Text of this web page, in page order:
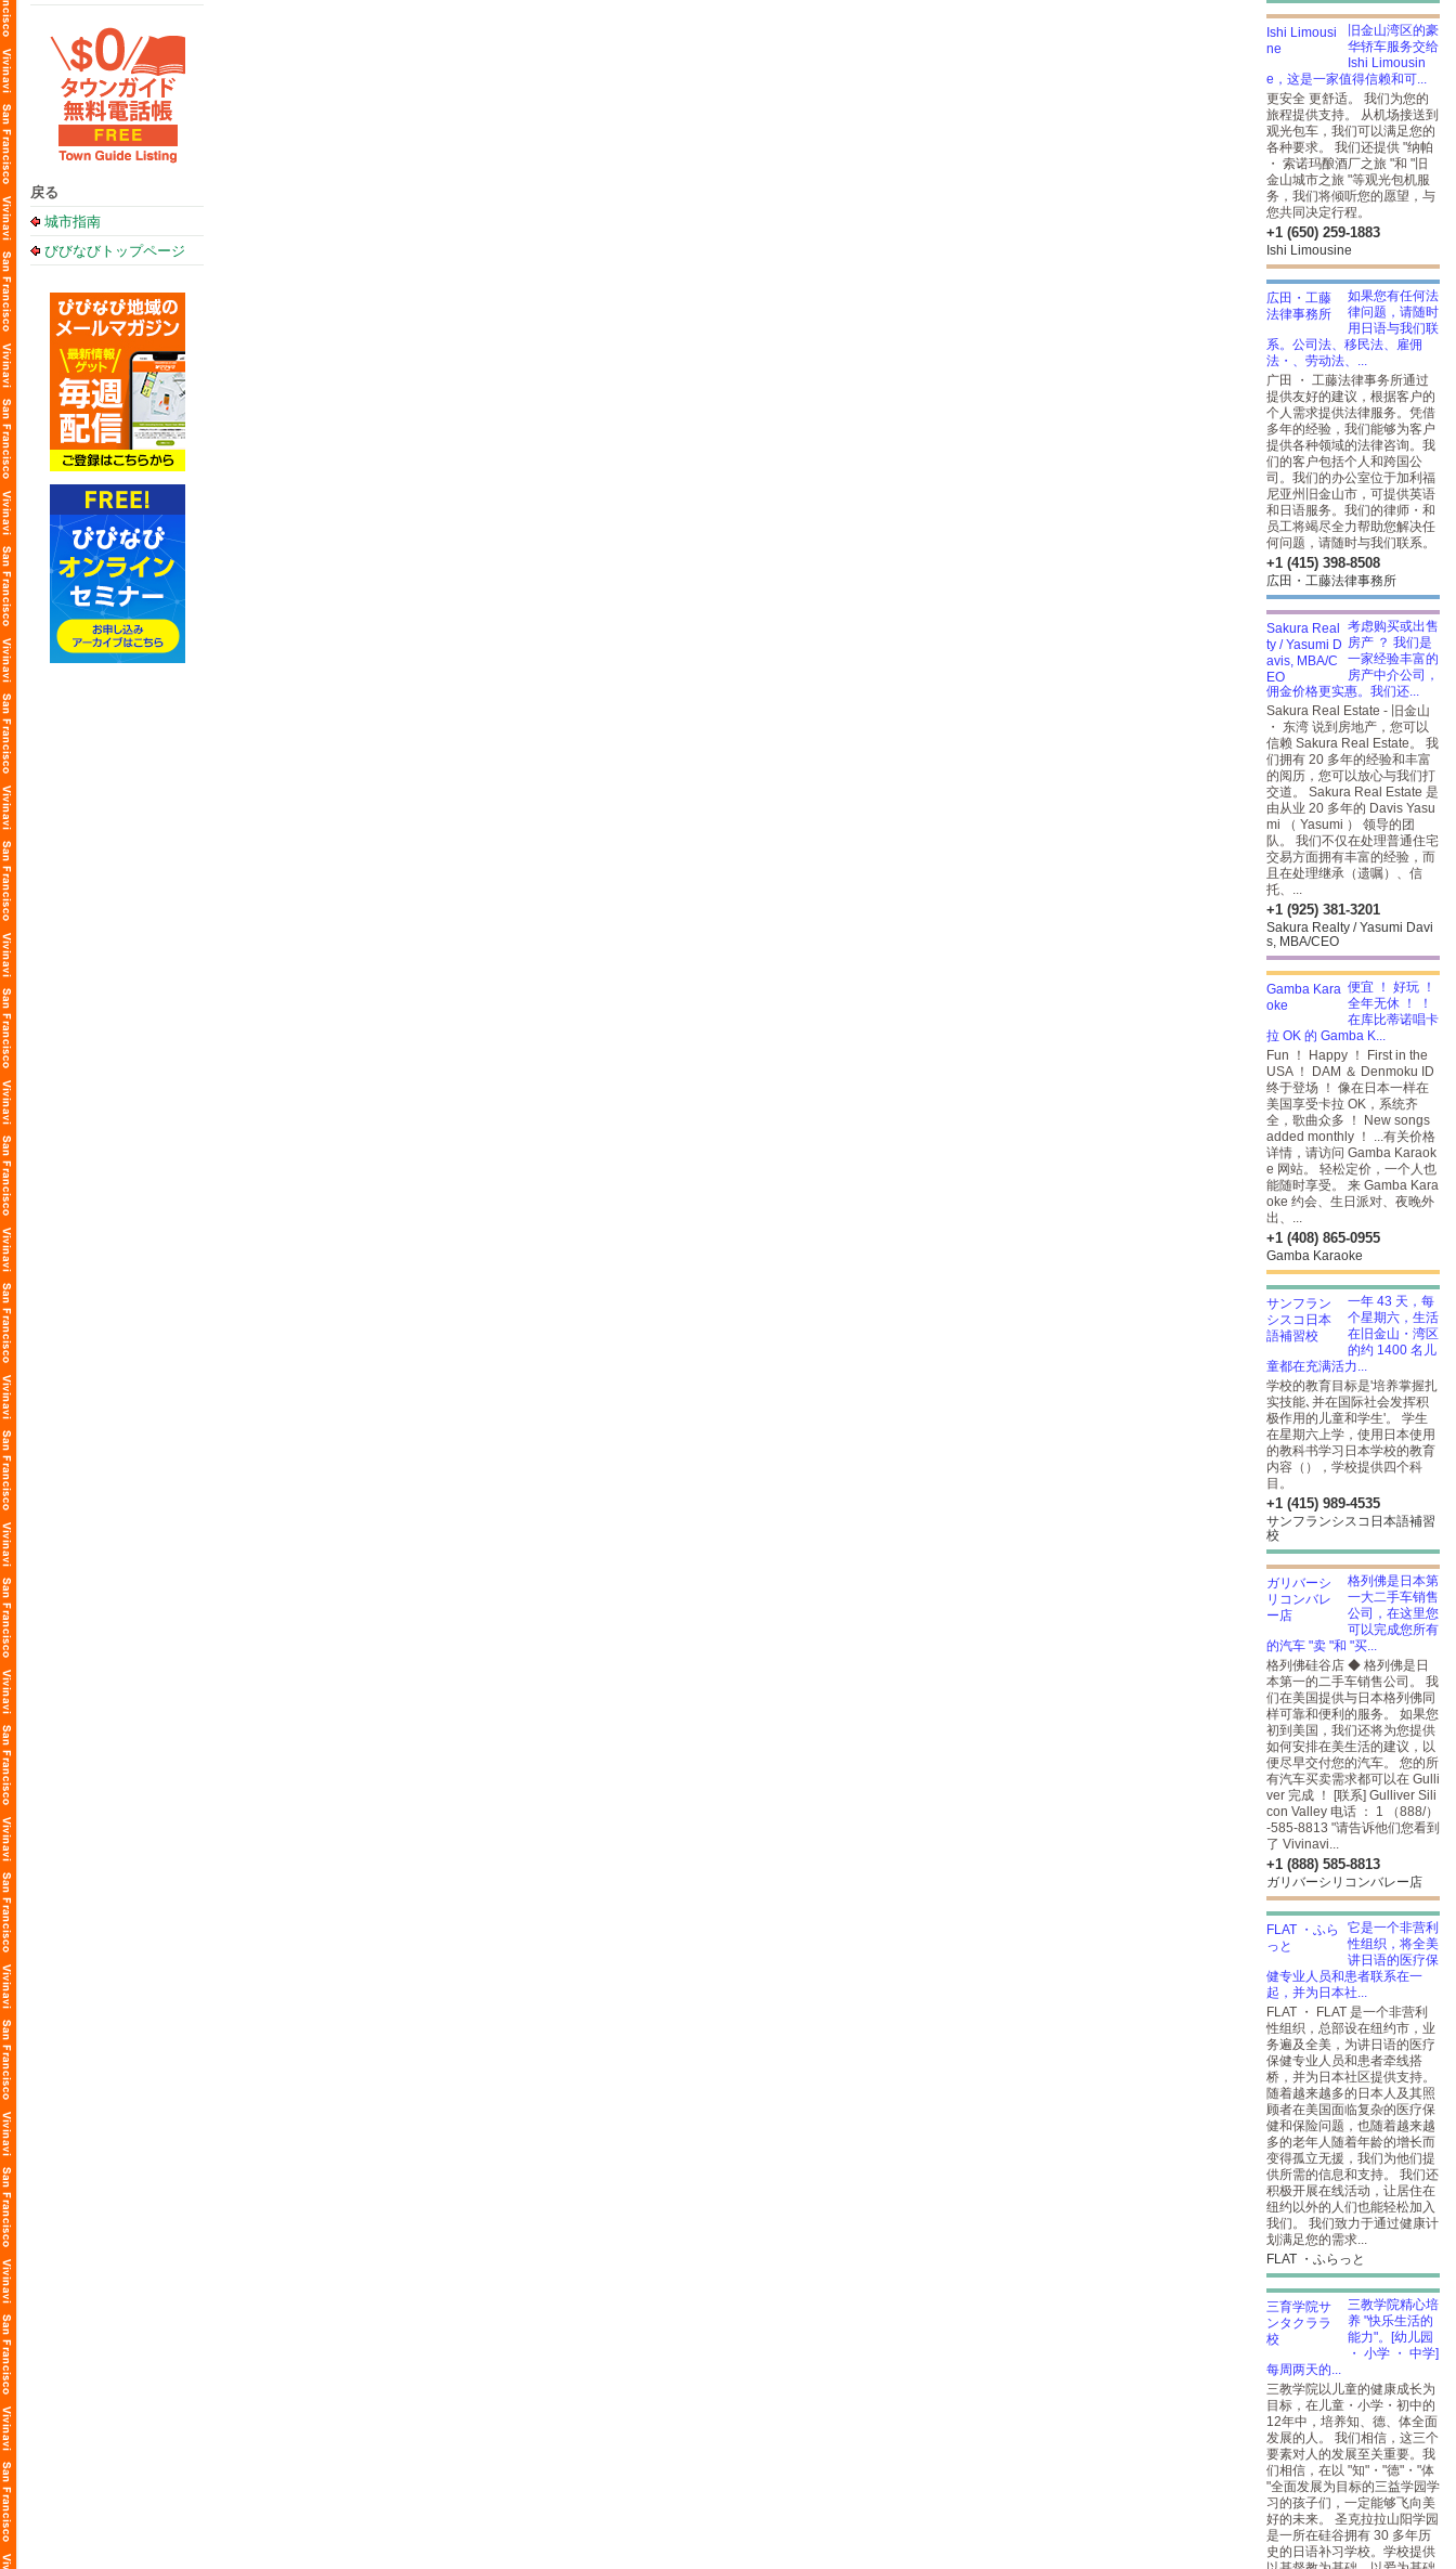
戻る
城市指南
びびなびトップページ
旧金山湾区的豪
华轿车服务交给
Ishi Limousin
e，这是一家值得信赖和可...
更安全 更舒适。 我们为您的
旅程提供支持。 从机场接送到
观光包车，我们可以满足您的
各种要求。 我们还提供 "纳帕
・ 索诺玛酿酒厂之旅 "和 "旧
金山城市之旅 "等观光包机服
务，我们将倾听您的愿望，与
您共同决定行程。
+1 (650) 259-1883
Ishi Limousine
如果您有任何法
律问题，请随时
用日语与我们联
系。公司法、移民法、雇佣
法・、劳动法、...
广田 ・ 工藤法律事务所通过
提供友好的建议，根据客户的
个人需求提供法律服务。凭借
多年的经验，我们能够为客户
提供各种领域的法律咨询。我
们的客户包括个人和跨国公
司。我们的办公室位于加利福
尼亚州旧金山市，可提供英语
和日语服务。我们的律师・和
员工将竭尽全力帮助您解决任
何问题，请随时与我们联系。
+1 (415) 398-8508
広田・工藤法律事務所
考虑购买或出售
房产 ？ 我们是
一家经验丰富的
房产中介公司，
佣金价格更实惠。我们还...
Sakura Real Estate - 旧金山
・ 东湾 说到房地产，您可以
信赖 Sakura Real Estate。 我
们拥有 20 多年的经验和丰富
的阅历，您可以放心与我们打
交道。 Sakura Real Estate 是
由从业 20 多年的 Davis Yasu
mi （ Yasumi ） 领导的团
队。 我们不仅在处理普通住宅
交易方面拥有丰富的经验，而
且在处理继承（遗嘱）、信
托、...
+1 (925) 381-3201
Sakura Realty / Yasumi Davi
s, MBA/CEO
便宜 ！ 好玩 ！
全年无休 ！ ！
在库比蒂诺唱卡
拉 OK 的 Gamba K...
Fun ！ Happy ！ First in the
USA ！ DAM ＆ Denmoku ID
终于登场 ！ 像在日本一样在
美国享受卡拉 OK，系统齐
全，歌曲众多 ！ New songs
added monthly ！ ...有关价格
详情，请访问 Gamba Karaok
e 网站。 轻松定价，一个人也
能随时享受。 来 Gamba Kara
oke 约会、生日派对、夜晚外
出、...
+1 (408) 865-0955
Gamba Karaoke
一年 43 天，每
个星期六，生活
在旧金山・湾区
的约 1400 名儿
童都在充满活力...
学校的教育目标是'培养掌握扎
实技能､并在国际社会发挥积
极作用的儿童和学生'。 学生
在星期六上学，使用日本使用
的教科书学习日本学校的教育
内容（），学校提供四个科
目 。
+1 (415) 989-4535
サンフランシスコ日本語補習
校
格列佛是日本第
一大二手车销售
公司，在这里您
可以完成您所有
的汽车 "卖 "和 "买...
格列佛硅谷店 ◆ 格列佛是日
本第一的二手车销售公司。 我
们在美国提供与日本格列佛同
样可靠和便利的服务。 如果您
初到美国，我们还将为您提供
如何安排在美生活的建议，以
便尽早交付您的汽车。 您的所
有汽车买卖需求都可以在 Gulli
ver 完成 ！ [联系] Gulliver Sili
con Valley 电话 ： 1 （888/）
-585-8813 "请告诉他们您看到
了 Vivinavi...
+1 (888) 585-8813
ガリバーシリコンバレー店
它是一个非营利
性组织，将全美
讲日语的医疗保
健专业人员和患者联系在一
起，并为日本社...
FLAT ・ FLAT 是一个非营利
性组织，总部设在纽约市，业
务遍及全美，为讲日语的医疗
保健专业人员和患者牵线搭
桥，并为日本社区提供支持。
随着越来越多的日本人及其照
顾者在美国面临复杂的医疗保
健和保险问题，也随着越来越
多的老年人随着年龄的增长而
变得孤立无援，我们为他们提
供所需的信息和支持。 我们还
积极开展在线活动，让居住在
纽约以外的人们也能轻松加入
我们。 我们致力于通过健康计
划满足您的需求...
FLAT ・ふらっと
三教学院精心培
养 "快乐生活的
能力"。[幼儿园
・ 小学 ・ 中学]
每周两天的...
三教学院以儿童的健康成长为
目标，在儿童・小学・初中的
12年中，培养知、德、体全面
发展的人。 我们相信，这三个
要素对人的发展至关重要。我
们相信，在以 "知"・"德"・"体
"全面发展为目标的三益学园学
习的孩子们，一定能够飞向美
好的未来。 圣克拉拉山阳学园
是一所在硅谷拥有 30 多年历
史的日语补习学校。学校提供